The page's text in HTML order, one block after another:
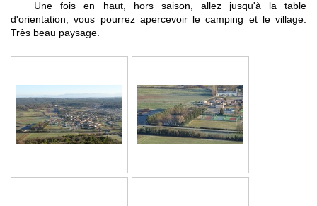
Une fois en haut, hors saison, allez jusqu'à la table
d'orientation, vous pourrez apercevoir le camping et le village.
Très beau paysage.